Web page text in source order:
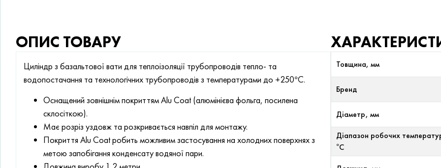
ОПИС ТОВАРУ
Циліндр з базальтової вати для теплоізоляції трубопроводів тепло- та
водопостачання та технологічних трубопроводів з температурами до +250°С.
Оснащений зовнішнім покриттям Alu Coat (алюмінієва фольга, посилена
склосіткою).
Має розріз уздовж та розкривається навпіл для монтажу.
Покриття Alu Coat робить можливим застосування на холодних поверхнях з
метою запобігання конденсату водяної пари.
Товщина, мм
Бренд
Діаметр, мм
Діапазон робочих
°С